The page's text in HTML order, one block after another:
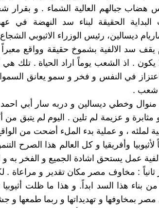
هضاب جبالهم العالية الشماء . و بقرار
البداية الحقيقة لبناء سد النهضة في
ديسالين، رئيس الوزراء الاثيوبي
يقف سد الالفية بشموخ حقيقة وواقع
يكون . اذ الشعب يوماً اراد الحياة . تلك
في النفس و فخر و سمو يعانق
شعب .
وخطي ديسالين و دربه سار أبي
مثابرة و عزيمة لم تلين . اليوم لم يتبق من
لملئه ، و عملية بدء الملء أضحت من
لأثيوبيا وأفريقيا و كل العالم هذا الصرح
عمل يستحق اشادة الجميع و الفخر به
: مخاوف مصر مكان تقدير و مراعاة .
من بناء هذا السد ابداً. و هذا ما ظلت
بمخاوفها و تهديداتها و ربما طمعها و